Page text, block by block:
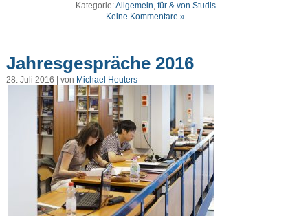
Kategorie:Allgemein, für & von Studis
Keine Kommentare »
Jahresgespräche 2016
28. Juli 2016 | von Michael Heuters